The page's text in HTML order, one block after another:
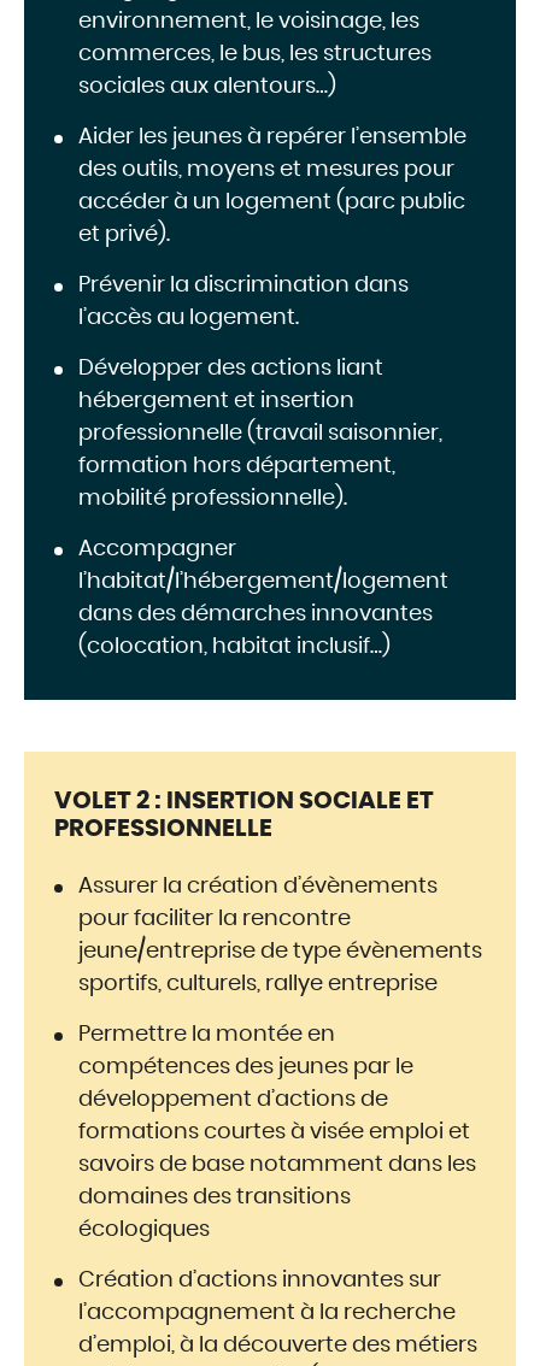
environnement, le voisinage, les
commerces, le bus, les structures
sociales aux alentours…)
Aider les jeunes à repérer l’ensemble
des outils, moyens et mesures pour
accéder à un logement (parc public
et privé).
Prévenir la discrimination dans
l’accès au logement.
Développer des actions liant
hébergement et insertion
professionnelle (travail saisonnier,
formation hors département,
mobilité professionnelle).
Accompagner
l’habitat/l’hébergement/logement
dans des démarches innovantes
(colocation, habitat inclusif…)
VOLET 2 : INSERTION SOCIALE ET
PROFESSIONNELLE
Assurer la création d’évènements
pour faciliter la rencontre
jeune/entreprise de type évènements
sportifs, culturels, rallye entreprise
Permettre la montée en
compétences des jeunes par le
développement d’actions de
formations courtes à visée emploi et
savoirs de base notamment dans les
domaines des transitions
écologiques
Création d’actions innovantes sur
l’accompagnement à la recherche
d’emploi, à la découverte des métiers